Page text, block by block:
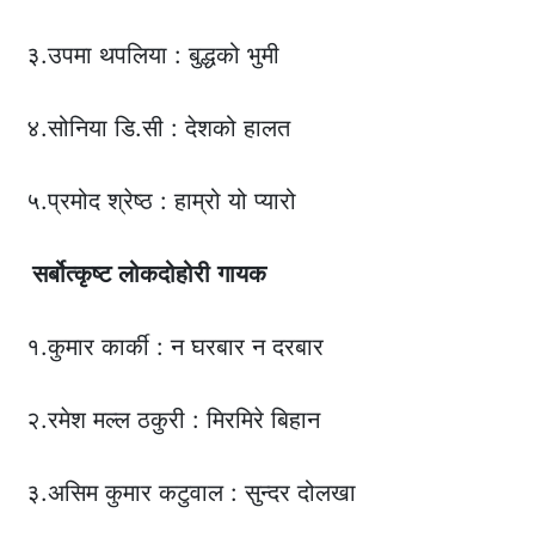
३.उपमा थपलिया : बुद्धको भुमी
४.सोनिया डि.सी : देशको हालत
५.प्रमोद श्रेष्ठ : हाम्रो यो प्यारो
सर्बोत्कृष्ट लोकदोहोरी गायक
१.कुमार कार्की : न घरबार न दरबार
२.रमेश मल्ल ठकुरी : मिरमिरे बिहान
३.असिम कुमार कटुवाल : सुन्दर दोलखा